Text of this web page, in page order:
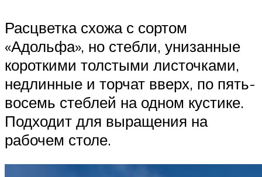
Расцветка схожа с сортом
«Адольфа», но стебли, унизанные
короткими толстыми листочками,
недлинные и торчат вверх, по пять-
восемь стеблей на одном кустике.
Подходит для выращения на
рабочем столе.